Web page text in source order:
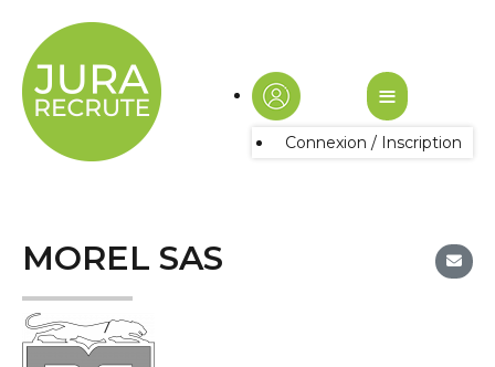
≡
Connexion / Inscription
MOREL SAS